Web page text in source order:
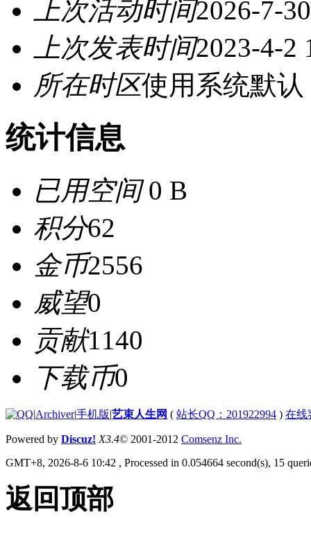
上次活动时间2026-7-
上次发表时间2023-4-2
所在时区使用系统默认
统计信息
已用空间0 B
积分62
金币2556
威望0
贡献1140
下载币0
|Archiver|手机版|艺束人生网 ( 站长QQ：201922994 ) 在线
Powered by Discuz! X3.4© 2001-2012 Comsenz Inc.
GMT+8, 2026-8-6 10:42 , Processed in 0.054664 second(s), 15
返回顶部